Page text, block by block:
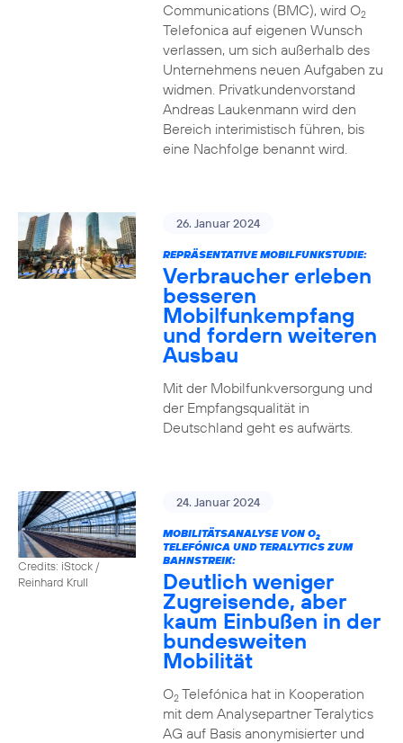
Communications (BMC), wird O2
Telefonica auf eigenen Wunsch
verlassen, um sich außerhalb des
Unternehmens neuen Aufgaben zu
widmen. Privatkundenvorstand
Andreas Laukenmann wird den
Bereich interimistisch führen, bis
eine Nachfolge benannt wird.
26. Januar 2024
REPRÄSENTATIVE MOBILFUNKSTUDIE:
Verbraucher erleben
besseren
Mobilfunkempfang
und fordern weiteren
Ausbau
Mit der Mobilfunkversorgung und
der Empfangsqualität in
Deutschland geht es aufwärts.
Credits: iStock /
Reinhard Krull
24. Januar 2024
MOBILITÄTSANALYSE VON O2
TELEFÓNICA UND TERALYTICS ZUM
BAHNSTREIK:
Deutlich weniger
Zugreisende, aber
kaum Einbußen in der
bundesweiten
Mobilität
O2Telefónica hat in Kooperation
mit dem Analysepartner Teralytics
AG auf Basis anonymisierter und